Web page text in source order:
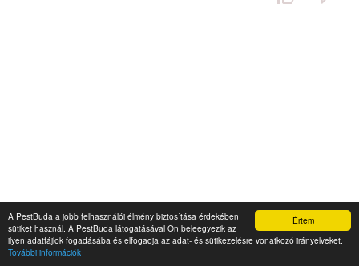
Értem
A PestBuda a jobb felhasználói élmény biztosítása érdekében
sütiket használ. A PestBuda látogatásával Ön beleegyezik az
ilyen adatfájlok fogadásába és elfogadja az adat- és sütikezelésre vonatkozó irányelveket.
További információk
Az Örs vezér tér különös arcai –
Átalakítás előtt Budapest legfurcsább
helye